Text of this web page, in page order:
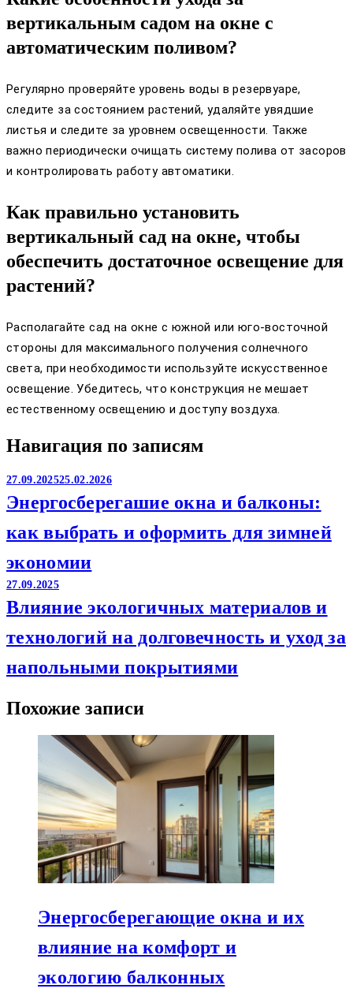
вертикальным садом на окне с
автоматическим поливом?
Регулярно проверяйте уровень воды в резервуаре,
следите за состоянием растений, удаляйте увядшие
листья и следите за уровнем освещенности. Также
важно периодически очищать систему полива от засоров
и контролировать работу автоматики.
Как правильно установить
вертикальный сад на окне, чтобы
обеспечить достаточное освещение для
растений?
Располагайте сад на окне с южной или юго-восточной
стороны для максимального получения солнечного
света, при необходимости используйте искусственное
освещение. Убедитесь, что конструкция не мешает
естественному освещению и доступу воздуха.
Навигация по записям
27.09.202525.02.2026
Энергосберегашие окна и балконы:
как выбрать и оформить для зимней
экономии
27.09.2025
Влияние экологичных материалов и
технологий на долговечность и уход за
напольными покрытиями
Похожие записи
Энергосберегающие окна и их
влияние на комфорт и
экологию балконных